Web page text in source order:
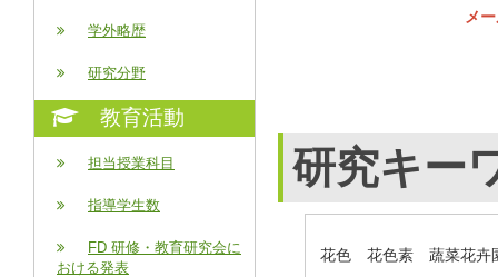
学外略歴
研究分野
教育活動
担当授業科目
指導学生数
FD 研修・教育研究会に
おける発表
メ
研究キー
花色 花色素 蔬菜花